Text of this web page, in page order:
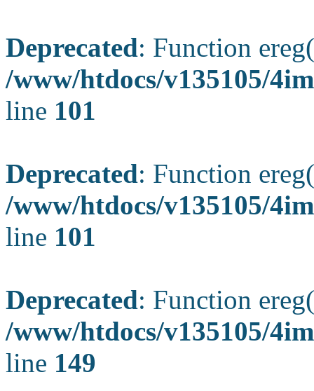
Deprecated: Function
/www/htdocs/v135105/
line 101
Deprecated: Function
/www/htdocs/v135105/
line 101
Deprecated: Function
/www/htdocs/v135105/
line 149